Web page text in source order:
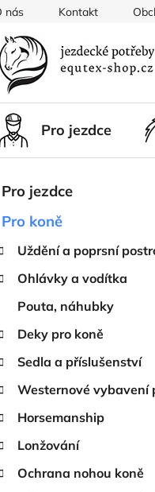
nás Kontakt
Pro jezdce
Pro jezdce
Pro koně
Uždění a poprsní
Ohlávky a vodítka
Pouta, náhubky
Deky pro koně
Sedla a příslušenství
Westernové vybavení
Horsemanship
Lonžování
Ochrana nohou koně